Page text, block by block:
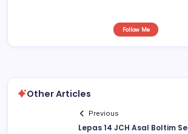
Follow Me
Other Articles
Previous
Lepas 14 JCH Asal Boltim